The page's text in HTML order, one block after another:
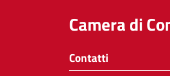
Camera di
Contatti